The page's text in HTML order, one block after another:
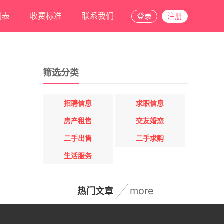
收费标准 联系我们 登录 注册
筛选分类
招聘信息 求职信息
房产租售 交友婚恋
二手出售 二手求购
生活服务
热门文章 more